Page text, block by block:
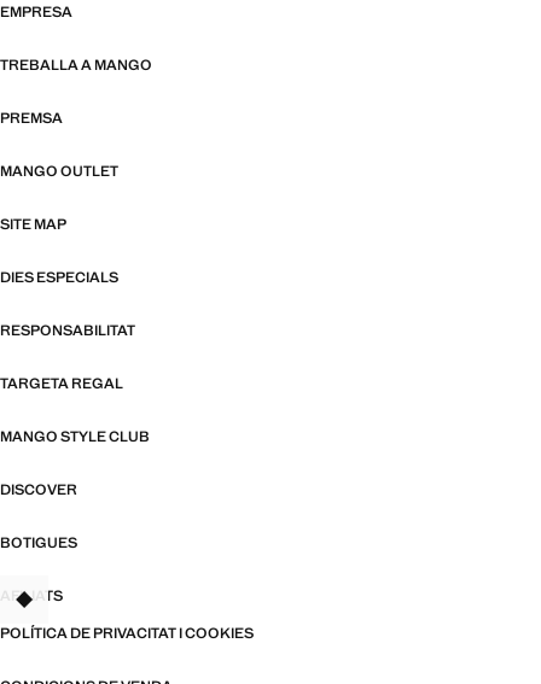
EMPRESA
TREBALLA A MANGO
PREMSA
MANGO OUTLET
SITE MAP
DIES ESPECIALS
RESPONSABILITAT
TARGETA REGAL
MANGO STYLE CLUB
DISCOVER
BOTIGUES
AFILIATS
POLÍTICA DE PRIVACITAT I COOKIES